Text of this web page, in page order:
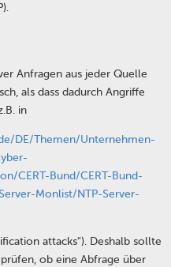
Anfragen aus jeder Quelle
als dass dadurch Angriffe
in
DE/Themen/Unternehmen-
CERT-Bund/CERT-Bund-
Monlist/NTP-Server-
attacks"). Deshalb sollte
ob eine Abfrage über